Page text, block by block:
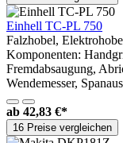
Einhell TC-PL 750
Falzhobel,
Komponenten:
Fremdabsaugung,
Wendemesser,
ab 42,83 €*
16 Preise vergleichen